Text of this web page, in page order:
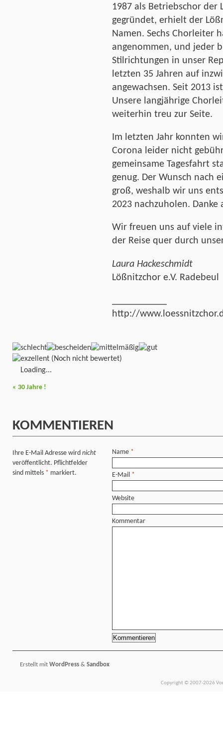
1987 als Betriebschor der
gegründet, erhielt der
Namen. Sechs Chorleiter
angenommen, und jeder
Stilrichtungen in unser
letzten 35 Jahren auf
angewachsen. Seit 2013
Unsere langjährige
weiterhin treu zur Seite.
Im letzten Jahr konnten
Corona leider nicht
gemeinsame Tagesfahrt
genug. Der Wunsch nach
groß, weshalb wir uns
2023 nachzuholen.
Wir freuen uns auf viele
der Reise quer durch
Laura Hackeschmidt
Lößnitzchor e.V. Radebeul
http://
(Noch nicht bewertet)
Loading...
« 30 Jahre !
KOMMENTIEREN
Ihre E-Mail Adresse wird nicht
veröffentlicht. Pflichtfelder
sind mittels * markiert.
Name *
E-Mail *
Website
Kommentar
Erstellt mit WordPress & Sandbox
Copyright © 2007-2026